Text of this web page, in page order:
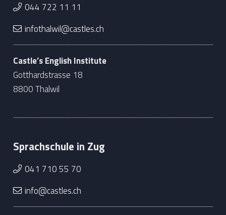
044 722 11 11
infothalwil@castles.ch
Castle’s English Institute
Gotthardstrasse 18
8800 Thalwil
Sprachschule in Zug
041 710 55 70
info@castles.ch